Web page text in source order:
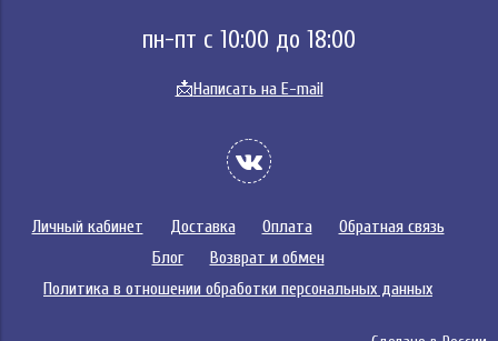
пн-пт с 10:00 до 18:00
📩Написать на E-mail
Личный кабинет Доставка Оплата
Обратная связь
Блог
Возврат и обмен
Политика в отношении обработки персональных данных